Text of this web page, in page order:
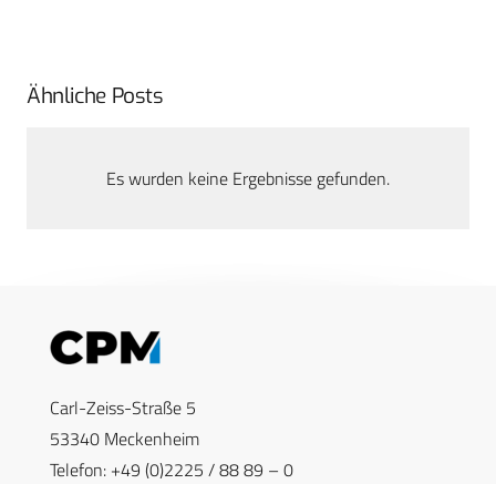
Ähnliche Posts
Es wurden keine Ergebnisse gefunden.
Carl-Zeiss-Straße 5
53340 Meckenheim
Telefon: +49 (0)2225 / 88 89 – 0